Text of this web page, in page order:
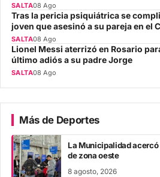
SALTA08 Ago
Tras la pericia psiquiátrica se
joven que asesinó a su pareja en el
SALTA08 Ago
Lionel Messi aterrizó en Rosario
último adiós a su padre Jorge
SALTA08 Ago
Más de Deportes
La Municipalidad
de zona oeste
8 agosto, 2026